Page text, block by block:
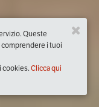
Queste
i tuoi
cookies. Clicca qui